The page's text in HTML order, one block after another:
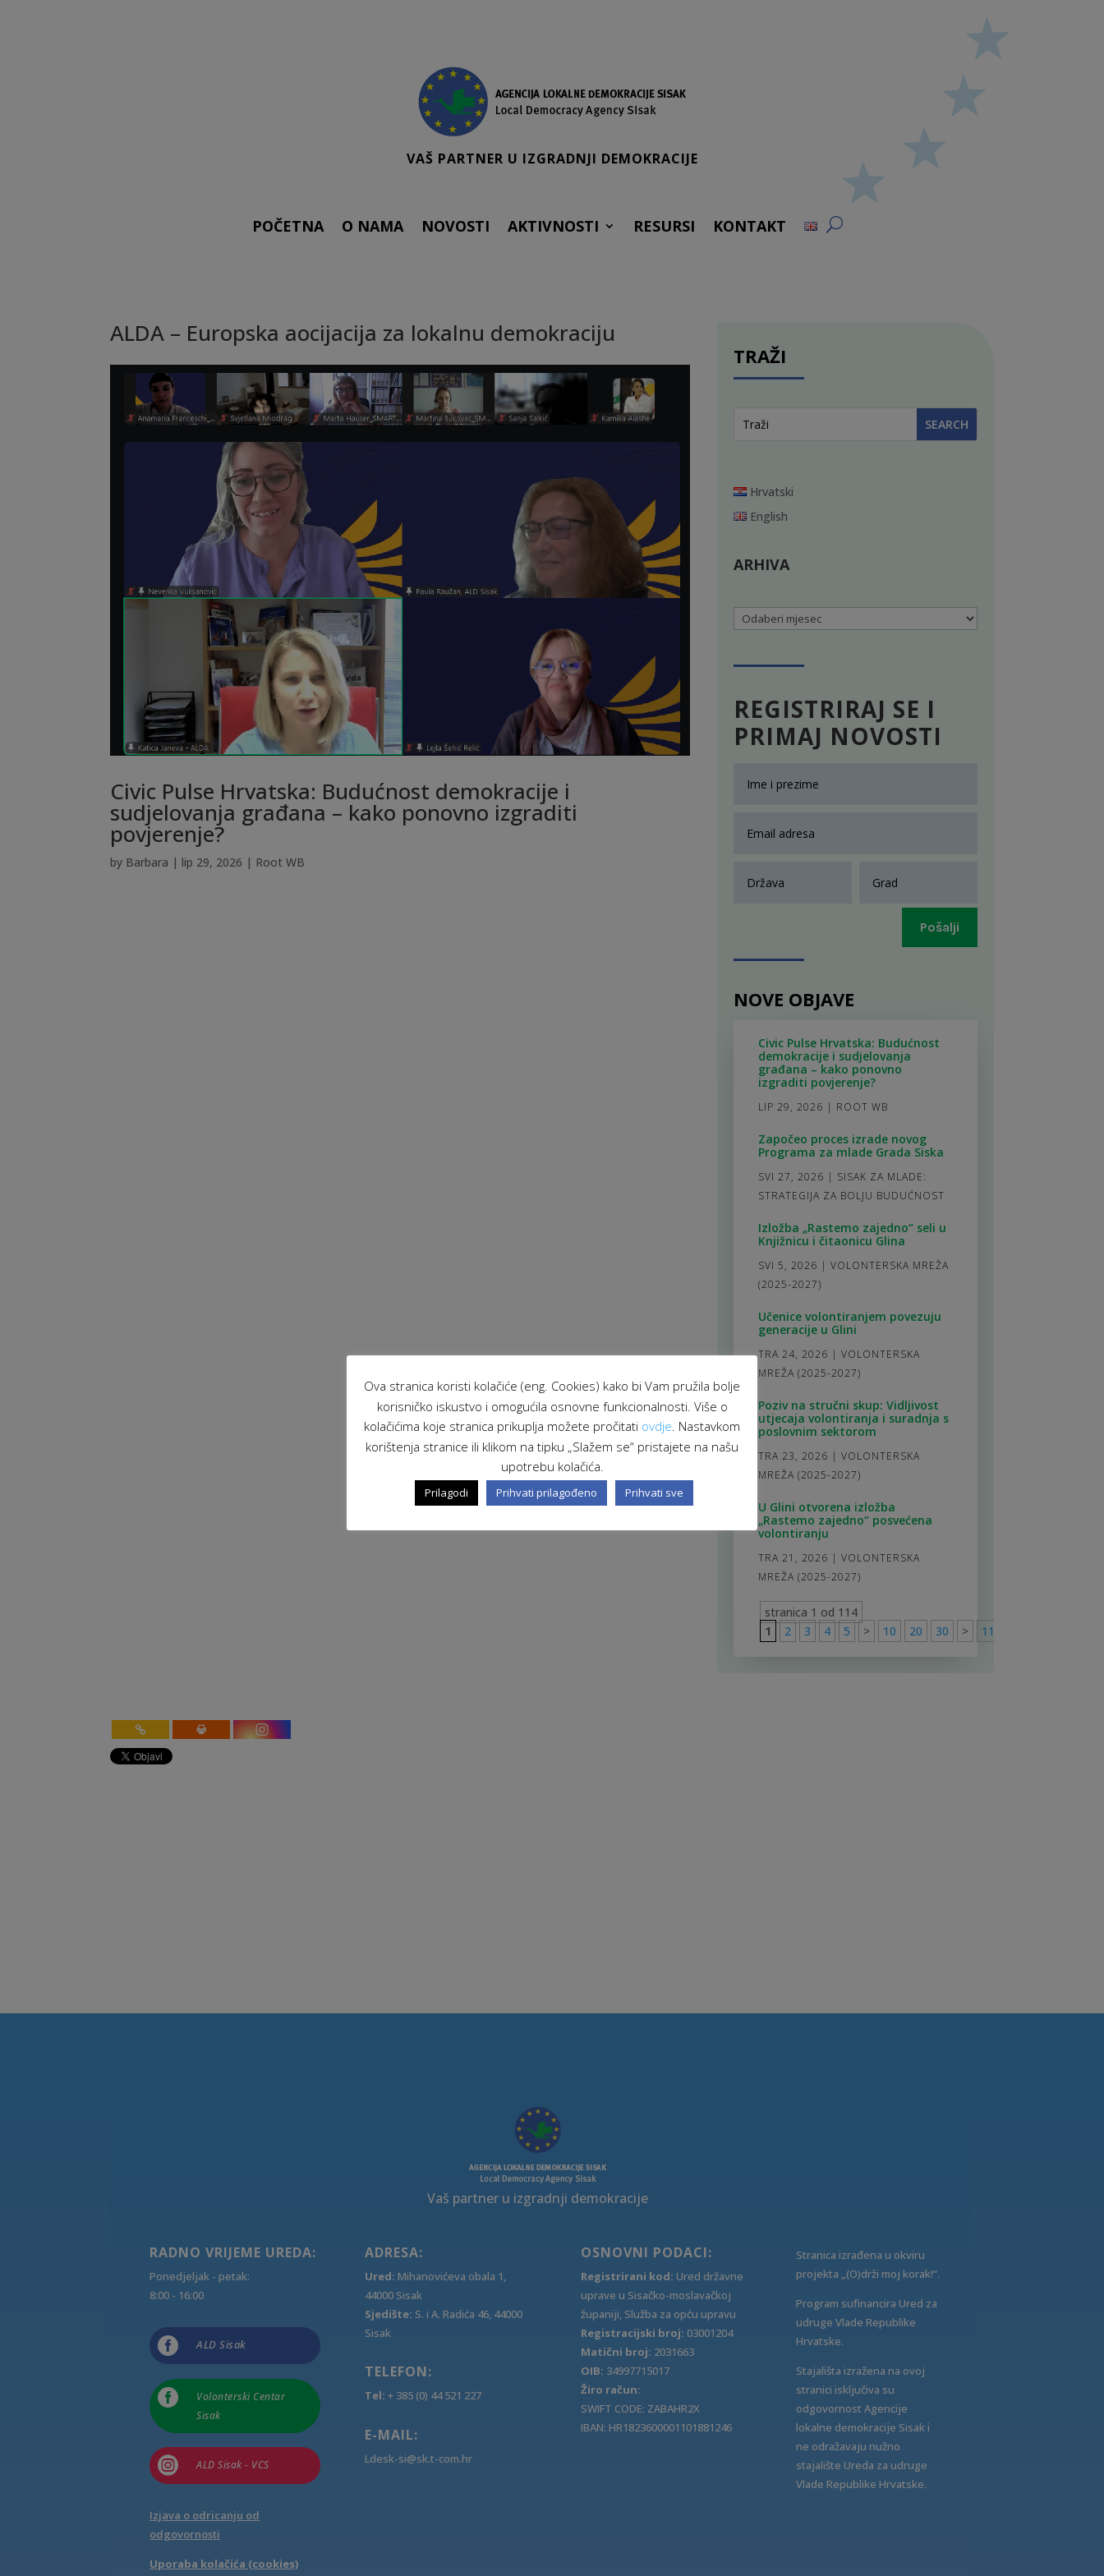
VAŠ PARTNER U IZGRADNJI DEMOKRACIJE
POČETNA O NAMA NOVOSTI AKTIVNOSTI RESURSI KONTAKT
ALDA – Europska aocijacija za lokalnu demokraciju
Civic Pulse Hrvatska: Budućnost demokracije i
sudjelovanja građana – kako ponovno izgraditi
povjerenje?
by Barbara | lip 29, 2026 | Root WB
TRAŽI
Hrvatski
English
ARHIVA
Arhiva
REGISTRIRAJ SE I
PRIMAJ NOVOSTI
Pošalji
NOVE OBJAVE
Civic Pulse Hrvatska: Budućnost
demokracije i sudjelovanja
građana – kako ponovno
izgraditi povjerenje?
LIP 29, 2026 | ROOT WB
Započeo proces izrade novog
Programa za mlade Grada Siska
SVI 27, 2026 | SISAK ZA MLADE:
STRATEGIJA ZA BOLJU BUDUĆNOST
Izložba „Rastemo zajedno“ seli u
Knjižnicu i čitaonicu Glina
SVI 5, 2026 | VOLONTERSKA MREŽA
(2025-2027)
Učenice volontiranjem povezuju
generacije u Glini
TRA 24, 2026 | VOLONTERSKA
MREŽA (2025-2027)
Poziv na stručni skup: Vidljivost
utjecaja volontiranja i suradnja s
poslovnim sektorom
TRA 23, 2026 | VOLONTERSKA
MREŽA (2025-2027)
U Glini otvorena izložba
„Rastemo zajedno“ posvećena
volontiranju
TRA 21, 2026 | VOLONTERSKA
MREŽA (2025-2027)
stranica 1 od 114
1
2 3 4 5 > 10 20 30 > 114
Vaš partner u izgradnji demokracije
RADNO VRIJEME UREDA:
Ponedjeljak - petak:
8:00 - 16:00
 ALD Sisak

Volonterski Centar
Sisak
 ALD Sisak - VCS
Izjava o odricanju od
odgovornosti
Uporaba kolačića (cookies)
ADRESA:
Ured: Mihanovićeva obala 1,
44000 Sisak
Sjedište: S. i A. Radića 46, 44000
Sisak
TELEFON:
Tel: + 385 (0) 44 521 227
E-MAIL:
Ldesk-si@sk.t-com.hr
OSNOVNI PODACI:
Registrirani kod: Ured državne
uprave u Sisačko-moslavačkoj
županiji, Služba za opću upravu
Registracijski broj: 03001204
Matični broj: 2031663
OIB: 34997715017
Žiro račun:
SWIFT CODE: ZABAHR2X
IBAN: HR1823600001101881246
Stranica izrađena u okviru
projekta „(O)drži moj korak!“.
Program sufinancira Ured za
udruge Vlade Republike
Hrvatske.
Stajališta izražena na ovoj
stranici isključiva su
odgovornost Agencije
lokalne demokracije Sisak i
ne odražavaju nužno
stajalište Ureda za udruge
Vlade Republike Hrvatske.
Ova stranica koristi kolačiće (eng. Cookies) kako bi Vam pružila bolje
korisničko iskustvo i omogućila osnovne funkcionalnosti. Više o
kolačićima koje stranica prikuplja možete pročitati ovdje. Nastavkom
korištenja stranice ili klikom na tipku „Slažem se“ pristajete na našu
upotrebu kolačića.
Prilagodi Prihvati prilagođeno Prihvati sve